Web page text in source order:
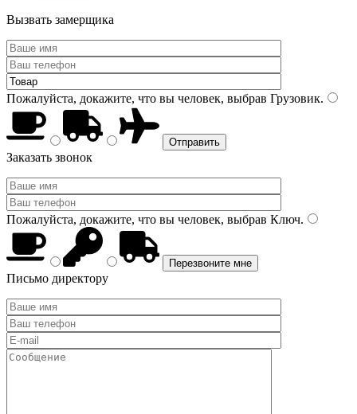
Вызвать замерщика
Пожалуйста, докажите, что вы человек, выбрав Грузовик.
Заказать звонок
Пожалуйста, докажите, что вы человек, выбрав Ключ.
Письмо директору